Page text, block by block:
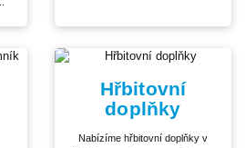
Hřbitovní
doplňky
Nabízíme hřbitovní doplňky v